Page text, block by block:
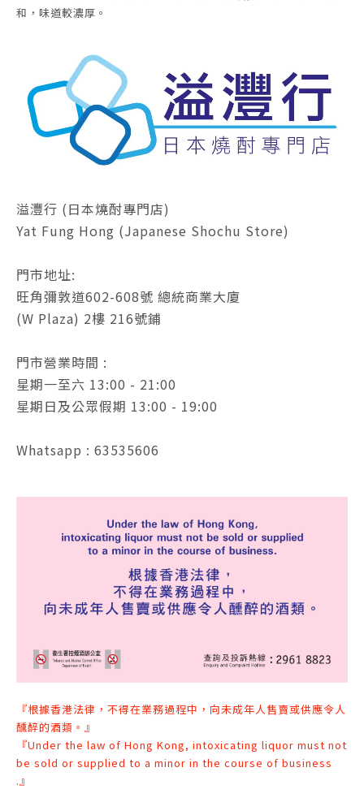
和，味道較濃厚。
溢灃行 (日本燒酎專門店)
Yat Fung Hong (Japanese Shochu Store)
門市地址:
旺角彌敦道602-608號 總統商業大廈
(W Plaza) 2樓 216號鋪
門市營業時間 :
星期一至六 13:00 - 21:00
星期日及公眾假期 13:00 - 19:00
Whatsapp : 63535606
『根據香港法律，不得在業務過程中，向未成年人售賣或供應令人
醺醉的酒類。』
『Under the law of Hong Kong, intoxicating liquor must not
be sold or supplied to a minor in the course of business
.』